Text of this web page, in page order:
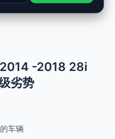
-2018 28i
劣势
车辆